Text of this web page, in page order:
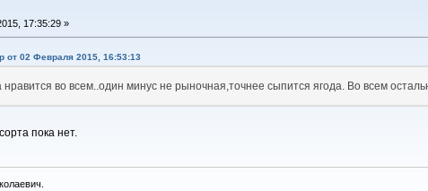
17:35:29 »
от 02 Февраля 2015, 16:53:13
во всем..один минус не рыночная,точнее сыпится ягода. Во всем
пока нет.